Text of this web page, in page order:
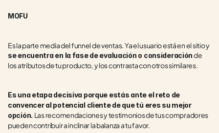
MOFU
Es la parte media del funnel de ventas. Ya el usuario está en el sitio y
se encuentra en la fase de evaluación o consideración de
los atributos de tu producto, y los contrasta con otros similares.
Es una etapa decisiva porque estás ante el reto de
convencer al potencial cliente de que tú eres su mejor
opción. Las recomendaciones y testimonios de tus compradores
pueden contribuir a inclinar la balanza a tu favor.